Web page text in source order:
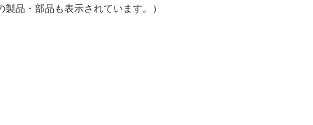
製品・部品も表示されています。）